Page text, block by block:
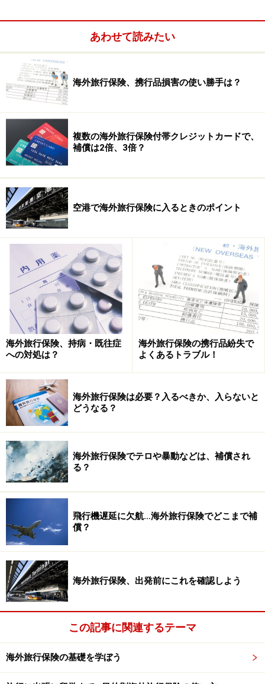
傷害・疾病治療費用
携行品損害
賠償責任
救援者費用 など
細かいものは他にもありますが、主要なものを挙げてみ
ました。保険なら生命保険、医療や傷害保険また個人賠
償の保険にも入っているからわざわざ加入する必要がな
しかし医療保険で1日当り入院10,000円の保障があって
も海外旅行では医療費が高額のため足りないことが多い
ですし、事故があってへこんでいるところに言葉も通じ
ないとなるととても苦労します。語学の弱い人はなおさ
らです。
一般的に海外旅行保険は日本語対応してくれますし、提
携の病院などであればキャッシュレスで治療等と受ける
ことができるのでとても助かります。
海外旅行保険の加入先
るルートはいくつかあります。代表的なものを挙げてみ
ます。
■空港のカウンター・自販機
あわせて読みたい
海外旅行保険、携行品損害の使い勝手は？
複数の海外旅行保険付帯クレジットカードで、
補償は2倍、3倍？
空港で海外旅行保険に入るときのポイント
海外旅行保険、持病・既往症
への対処は？
海外旅行保険の携行品紛失で
よくあるトラブル！
海外旅行保険は必要？入るべきか、入らないと
どうなる？
海外旅行保険でテロや暴動などは、補償され
る？
飛行機遅延に欠航…海外旅行保険でどこまで補
償？
海外旅行保険、出発前にこれを確認しよう
この記事に関連するテーマ
海外旅行保険の基礎を学ぼう